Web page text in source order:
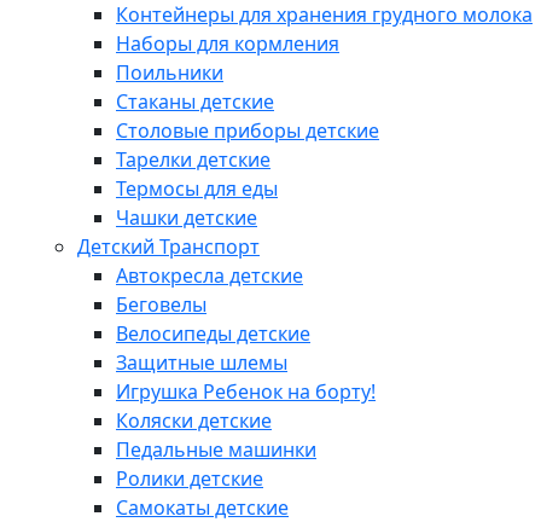
Контейнеры для хранения грудного молока
Наборы для кормления
Поильники
Стаканы детские
Столовые приборы детские
Тарелки детские
Термосы для еды
Чашки детские
Детский Транспорт
Автокресла детские
Беговелы
Велосипеды детские
Защитные шлемы
Игрушка Ребенок на борту!
Коляски детские
Педальные машинки
Ролики детские
Самокаты детские